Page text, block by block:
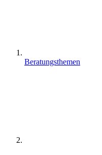
Beratungsthemen